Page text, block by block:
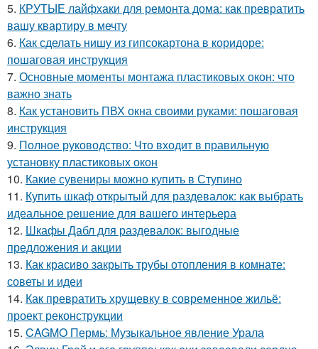
5. КРУТЫЕ лайфхаки для ремонта дома: как превратить
вашу квартиру в мечту
6. Как сделать нишу из гипсокартона в коридоре:
пошаговая инструкция
7. Основные моменты монтажа пластиковых окон: что
важно знать
8. Как установить ПВХ окна своими руками: пошаговая
инструкция
9. Полное руководство: Что входит в правильную
установку пластиковых окон
10. Какие сувениры можно купить в Ступино
11. Купить шкаф открытый для раздевалок: как выбрать
идеальное решение для вашего интерьера
12. Шкафы Дабл для раздевалок: выгодные
предложения и акции
13. Как красиво закрыть трубы отопления в комнате:
советы и идеи
14. Как превратить хрущевку в современное жильё:
проект реконструкции
15. CAGMO Пермь: Музыкальное явление Урала